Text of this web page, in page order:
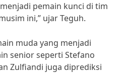
pemain kunci di tim
ini,” ujar Teguh.
muda yang menjadi
senior seperti Stefano
Zulfiandi juga diprediksi